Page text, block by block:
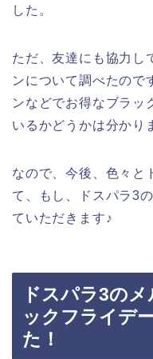
した。
ただ、友達にも協力し
ンについて調べたので
ンなどでお得なブラッ
いるかどうかは分かり
なので、今後、色々と
て、もし、ドスパラ3
ていただきます♪
ドスパラ3の
ックフライデ
た！